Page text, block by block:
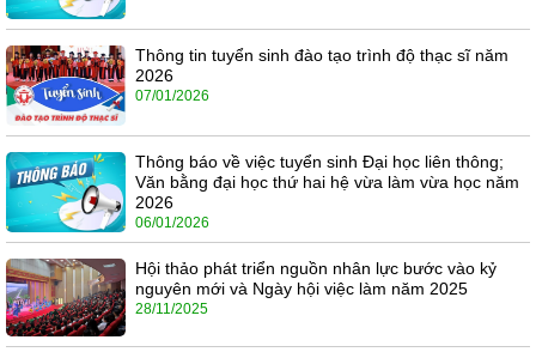
Thông tin tuyển sinh đào tạo trình độ thạc sĩ năm
2026
07/01/2026
Thông báo về việc tuyển sinh Đại học liên thông;
Văn bằng đại học thứ hai hệ vừa làm vừa học năm
2026
06/01/2026
Hội thảo phát triển nguồn nhân lực bước vào kỷ
nguyên mới và Ngày hội việc làm năm 2025
28/11/2025